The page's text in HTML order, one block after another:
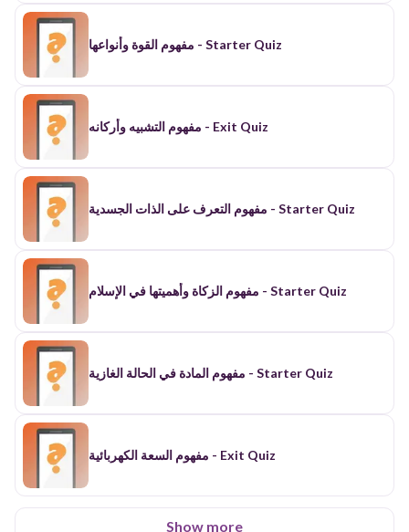
بطاقات أسئلة قطع لعب تمثل اللاعبين طريقة اللعب:
الإجابة الصحيحة تسمح للاعب بالبقاء في مكانه، والخاطئة
إدارة أين حبس الحاكم وزيره؟ أ) في قصر فخم ب) في
الثقة بالله ج) الرضا بالقضاء أكمل العبارة: "الصبر خير ما
لم تتغير ماذا فعل الحاكم في النهاية؟ أ) زاد العقوبة ب) عفا
مفهوم القوة وأنواعها - Starter Quiz
مفهوم التشبيه وأركانه - Exit Quiz
مفهوم التعرف على الذات الجسدية - Starter Quiz
مفهوم الزكاة وأهميتها في الإسلام - Starter Quiz
مفهوم المادة في الحالة الغازية - Starter Quiz
مفهوم السعة الكهربائية - Exit Quiz
Show more